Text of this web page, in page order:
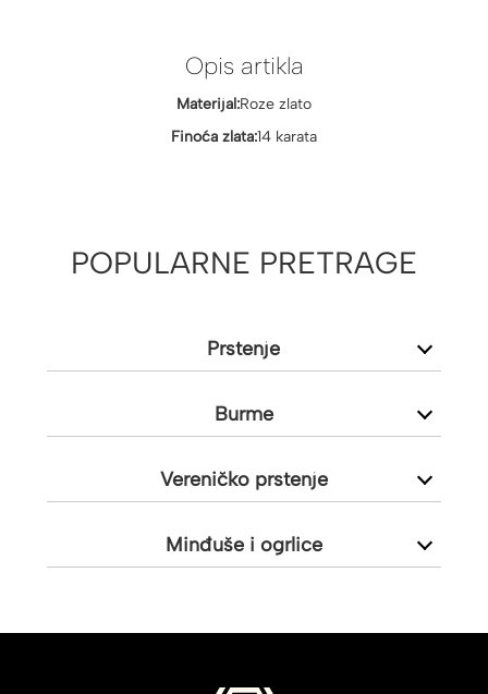
Opis artikla
Materijal:Roze zlato
Finoća zlata:14 karata
POPULARNE PRETRAGE
Prstenje
Burme
Vereničko prstenje
Minđuše i ogrlice